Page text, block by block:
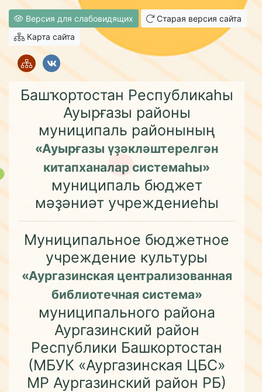
Версия для слабовидящих
Старая версия сайта
Карта сайта
Башҡортостан Республикаһы
Ауырғазы районы
муниципаль районының
«Ауырғазы үҙәкләштерелгән
китапханалар системаһы»
муниципаль бюджет
мәҙәниәт учреждениеһы
Муниципальное бюджетное
учреждение культуры
«Аургазинская централизованная
библиотечная система»
муниципального района
Аургазинский район
Республики Башкортостан
(МБУК «Аургазинская ЦБС»
МР Аургазинский район РБ)